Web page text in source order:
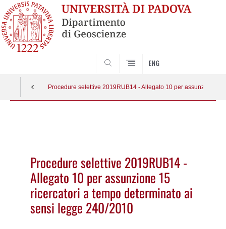
ENG
Procedure selettive 2019RUB14 - Allegato 10 per assunzione
Procedure selettive 2019RUB14 -
Allegato 10 per assunzione 15
ricercatori a tempo determinato ai
sensi legge 240/2010